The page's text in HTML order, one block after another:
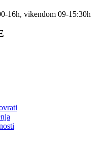
16h, vikendom 09-15:30h